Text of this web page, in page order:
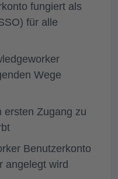
fungiert als
für alle
Wege
ersten Zugang zu
Benutzerkonto
angelegt wird